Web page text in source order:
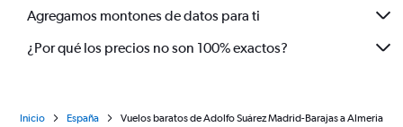
Agregamos montones de datos para ti
¿Por qué los precios no son 100% exactos?
Inicio España Vuelos baratos de Adolfo Suárez Madrid-Barajas a Almeria